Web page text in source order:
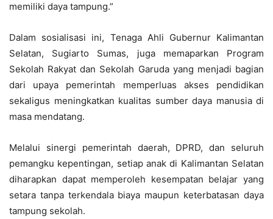
memiliki daya tampung.”
Dalam sosialisasi ini, Tenaga Ahli Gubernur Kalimantan
Selatan, Sugiarto Sumas, juga memaparkan Program
Sekolah Rakyat dan Sekolah Garuda yang menjadi bagian
dari upaya pemerintah memperluas akses pendidikan
sekaligus meningkatkan kualitas sumber daya manusia di
masa mendatang.
Melalui sinergi pemerintah daerah, DPRD, dan seluruh
pemangku kepentingan, setiap anak di Kalimantan Selatan
diharapkan dapat memperoleh kesempatan belajar yang
setara tanpa terkendala biaya maupun keterbatasan daya
tampung sekolah.